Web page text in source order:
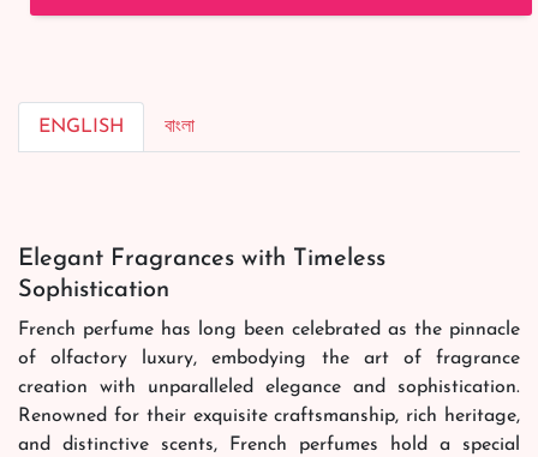
ENGLISH বাংলা
Elegant Fragrances with Timeless
Sophistication
French perfume has long been celebrated as the pinnacle
of olfactory luxury, embodying the art of fragrance
creation with unparalleled elegance and sophistication.
Renowned for their exquisite craftsmanship, rich heritage,
and distinctive scents, French perfumes hold a special